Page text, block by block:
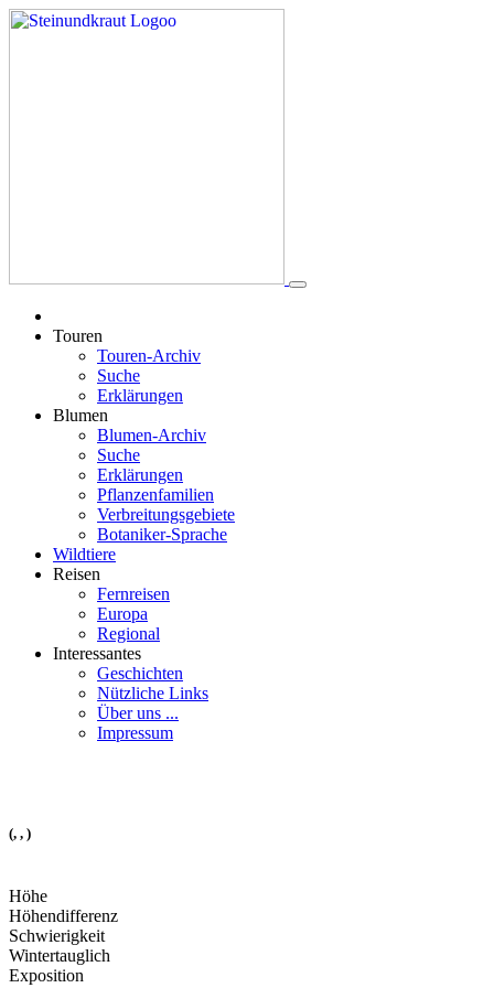
Touren
Touren-Archiv
Suche
Erklärungen
Blumen
Blumen-Archiv
Suche
Erklärungen
Pflanzenfamilien
Verbreitungsgebiete
Botaniker-Sprache
Wildtiere
Reisen
Fernreisen
Europa
Regional
Interessantes
Geschichten
Nützliche Links
Über uns ...
Impressum
(, , )
Höhe
Höhendifferenz
Schwierigkeit
Wintertauglich
Exposition